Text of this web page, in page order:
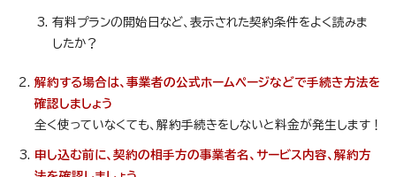
有料プランの開始日など、表示された契約条件をよく読みま
したか？
解約する場合は、事業者の公式ホームページなどで手続き方法を
確認しましょう
全く使っていなくても、解約手続きをしないと料金が発生します！
申し込む前に、契約の相手方の事業者名、サービス内容、解約方